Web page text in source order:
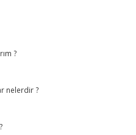
?
nelerdir ?